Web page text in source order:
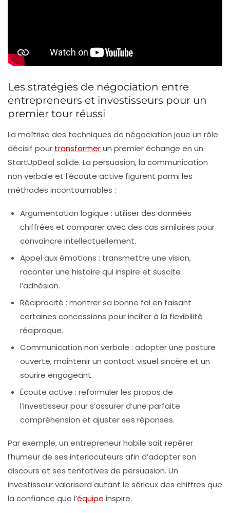
Les stratégies de négociation entre
entrepreneurs et investisseurs pour un
premier tour réussi
La maîtrise des techniques de négociation joue un rôle
décisif pour transformerun premier échange en un
StartUpDeal solide. La persuasion, la communication
non verbale et l’écoute active figurent parmi les
méthodes incontournables :
Argumentation logique : utiliser des données
chiffrées et comparer avec des cas similaires pour
convaincre intellectuellement.
Appel aux émotions : transmettre une vision,
raconter une histoire qui inspire et suscite
l’adhésion.
Réciprocité : montrer sa bonne foi en faisant
certaines concessions pour inciter à la flexibilité
réciproque.
Communication non verbale : adopter une posture
ouverte, maintenir un contact visuel sincère et un
sourire engageant.
Écoute active : reformuler les propos de
l’investisseur pour s’assurer d’une parfaite
compréhension et ajuster ses réponses.
Par exemple, un entrepreneur habile sait repérer
l’humeur de ses interlocuteurs afin d’adapter son
discours et ses tentatives de persuasion. Un
investisseur valorisera autant le sérieux des chiffres que
la confiance que l’équipe inspire.